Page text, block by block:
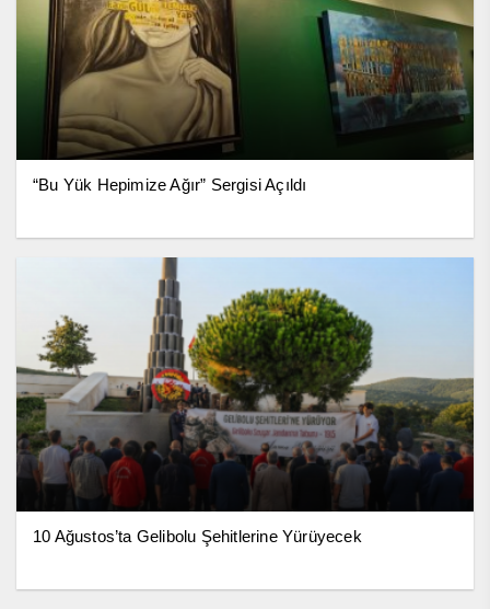
“Bu Yük Hepimize Ağır” Sergisi Açıldı
10 Ağustos’ta Gelibolu Şehitlerine Yürüyecek